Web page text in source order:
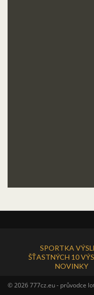
SPORTKA
ŠŤASTNÝCH 10
NOVINKY
© 2026 777cz.eu - průvodce